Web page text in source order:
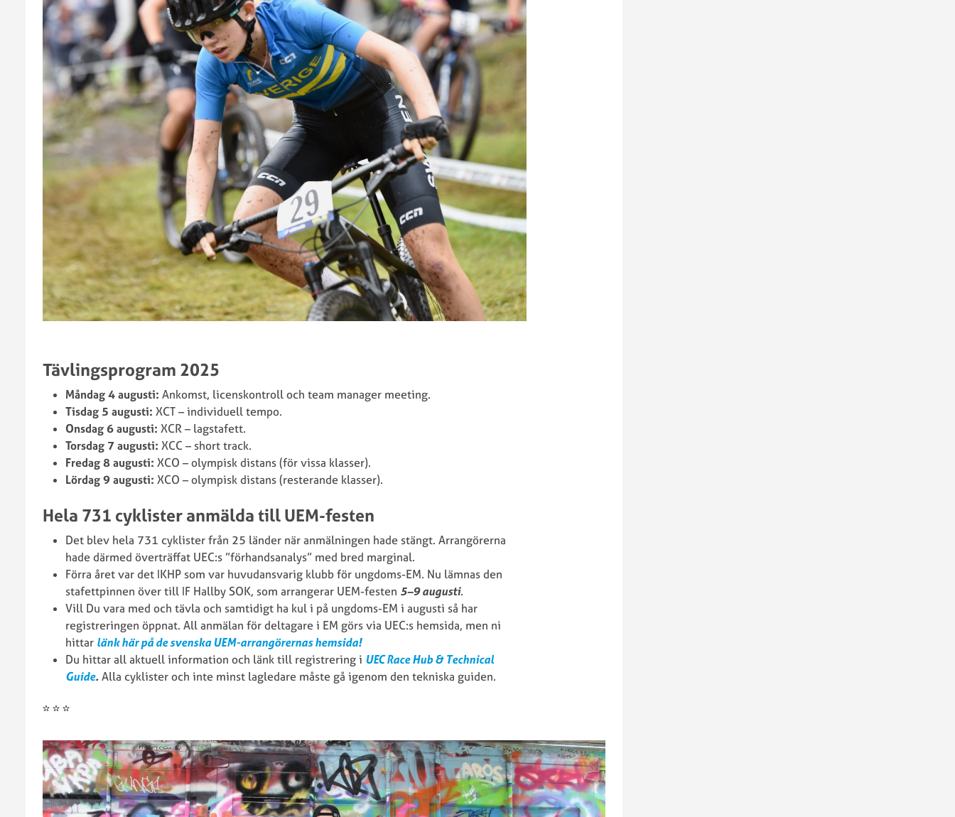
2019
Tävlingsprogram 2025
Måndag 4 augusti: Ankomst, licenskontroll och team manager meeting.
Tisdag 5 augusti: XCT – individuell tempo.
Onsdag 6 augusti: XCR – lagstafett.
Torsdag 7 augusti: XCC – short track.
Fredag 8 augusti: XCO – olympisk distans (för vissa klasser).
Lördag 9 augusti: XCO – olympisk distans (resterande klasser).
Hela 731 cyklister anmälda till UEM-festen
Det blev hela 731 cyklister från 25 länder när anmälningen hade stängt. Arrangörerna
hade därmed överträffat UEC:s ”förhandsanalys” med bred marginal.
Förra året var det IKHP som var huvudansvarig klubb för ungdoms-EM. Nu lämnas den
stafettpinnen över till IF Hallby SOK, som arrangerar UEM-festen 5–9 augusti.
Vill Du vara med och tävla och samtidigt ha kul i på ungdoms-EM i augusti så har
registreringen öppnat. All anmälan för deltagare i EM görs via UEC:s hemsida, men ni
hittar länk här på de svenska UEM-arrangörernas hemsida!
Du hittar all aktuell information och länk till registrering i UEC Race Hub & Technical
Guide. Alla cyklister och inte minst lagledare måste gå igenom den tekniska guiden.
* * *